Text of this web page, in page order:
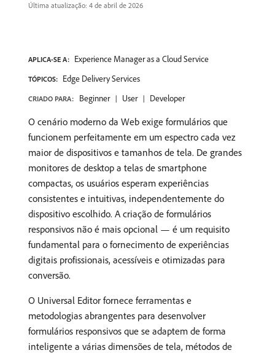
Última atualização: 4 de abril de 2026
APLICA-SE A: Experience Manager as a Cloud Service
TÓPICOS: Edge Delivery Services
CRIADO PARA: Beginner User Developer
O cenário moderno da Web exige formulários que
funcionem perfeitamente em um espectro cada vez
maior de dispositivos e tamanhos de tela. De grandes
monitores de desktop a telas de smartphone
compactas, os usuários esperam experiências
consistentes e intuitivas, independentemente do
dispositivo escolhido. A criação de formulários
responsivos não é mais opcional — é um requisito
fundamental para o fornecimento de experiências
digitais profissionais, acessíveis e otimizadas para
conversão.
O Universal Editor fornece ferramentas e
metodologias abrangentes para desenvolver
formulários responsivos que se adaptem de forma
inteligente a várias dimensões de tela, métodos de